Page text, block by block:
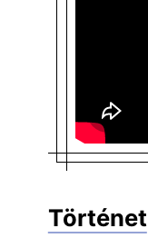
Történet